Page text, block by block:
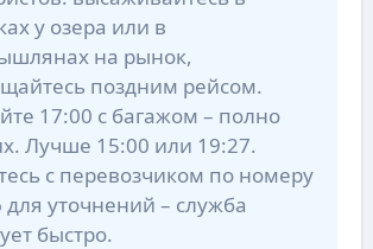
у озера или в
на рынок,
поздним рейсом.
17:00 с багажом – полно
Лучше 15:00 или 19:27.
с перевозчиком по номеру
для уточнений – служба
быстро.